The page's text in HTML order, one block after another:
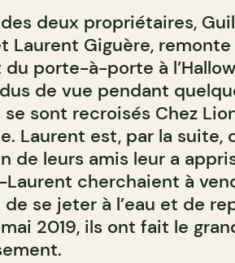
des deux propriétaires,
Laurent Giguère, remonte
porte-à-porte à
de vue pendant
sont recroisés Chez
Laurent est, par la suite,
de leurs amis leur a
Laurent cherchaient à
se jeter à l’eau et de
2019, ils ont fait le